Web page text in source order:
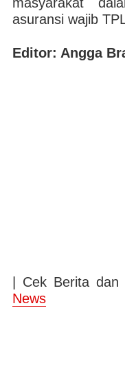
asuransi wajib
Editor: Angga
| Cek Berita
News